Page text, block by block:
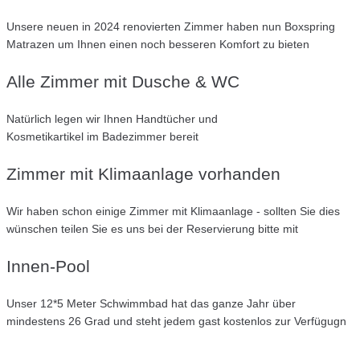
Unsere neuen in 2024 renovierten Zimmer haben nun Boxspring
Matrazen um Ihnen einen noch besseren Komfort zu bieten
Alle Zimmer mit Dusche & WC
Natürlich legen wir Ihnen Handtücher und
Kosmetikartikel im Badezimmer bereit
Zimmer mit Klimaanlage vorhanden
Wir haben schon einige Zimmer mit Klimaanlage - sollten Sie dies
wünschen teilen Sie es uns bei der Reservierung bitte mit
Innen-Pool
Unser 12*5 Meter Schwimmbad hat das ganze Jahr über
mindestens 26 Grad und steht jedem gast kostenlos zur Verfügugn